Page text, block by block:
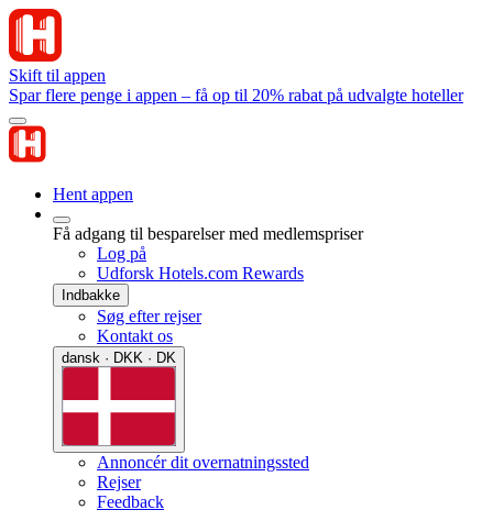
Skift til appen
Spar flere penge i appen – få op til 20% rabat på udvalgte hoteller
Hent appen
Få adgang til besparelser med medlemspriser
Log på
Udforsk Hotels.com Rewards
Indbakke
Søg efter rejser
Kontakt os
dansk · DKK · DK
Annoncér dit overnatningssted
Rejser
Feedback